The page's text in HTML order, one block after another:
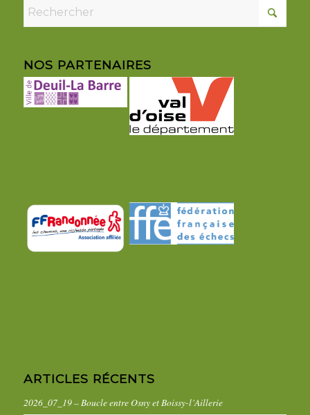
NOS PARTENAIRES
ARTICLES RÉCENTS
2026_07_19 – Boucle entre Osny et Boissy-l’Aillerie